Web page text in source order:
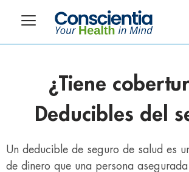
¿Tiene
Deducibles del
Un deducible de seguro de salud es
de dinero que una persona